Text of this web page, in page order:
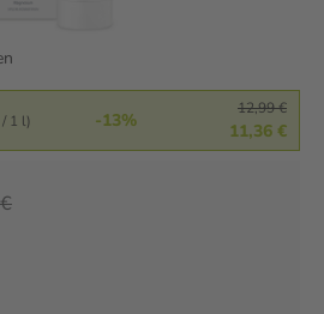
1 l) -13%
12,99 €
11,36 €